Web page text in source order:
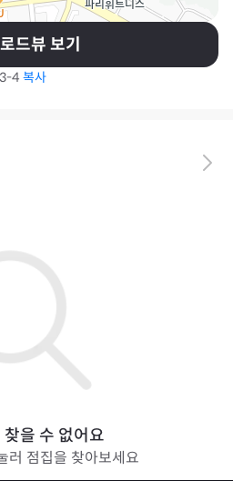
로드뷰 보기
4 복사
찾을 수 없어요
러 점집을 찾아보세요